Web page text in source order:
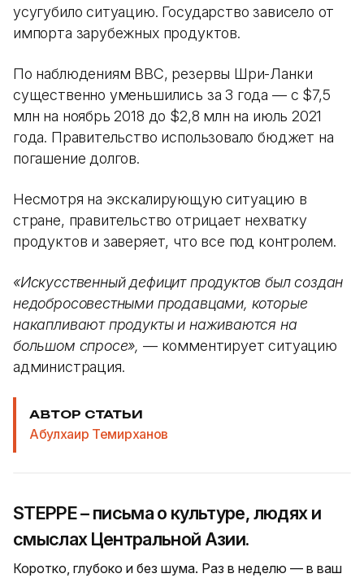
усугубило ситуацию. Государство зависело от
импорта зарубежных продуктов.
По наблюдениям BBC, резервы Шри-Ланки
существенно уменьшились за 3 года — с $7,5
млн на ноябрь 2018 до $2,8 млн на июль 2021
года. Правительство использовало бюджет на
погашение долгов.
Несмотря на экскалирующую ситуацию в
стране, правительство отрицает нехватку
продуктов и заверяет, что все под контролем.
«Искусственный дефицит продуктов был создан
недобросовестными продавцами, которые
накапливают продукты и наживаются на
большом спросе», — комментирует ситуацию
администрация.
АВТОР СТАТЬИ
Абулхаир Темирханов
STEPPE – письма о культуре, людях и
смыслах Центральной Азии.
Коротко, глубоко и без шума. Раз в неделю — в ваш